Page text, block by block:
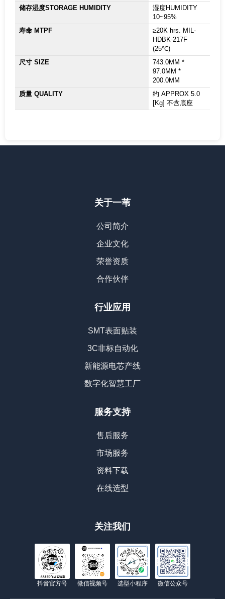
储存湿度STORAGE HUMIDITY
湿度HUMIDITY
10~95%
寿命 MTPF
≥20K hrs. MIL-
HDBK-217F
(25℃)
尺寸 SIZE
743.0MM *
97.0MM *
200.0MM
质量 QUALITY
约 APPROX 5.0
[Kg] 不含底座
关于一苇
公司简介
企业文化
荣誉资质
合作伙伴
行业应用
SMT表面贴装
3C非标自动化
新能源电芯产线
数字化智慧工厂
服务支持
售后服务
市场服务
资料下载
在线选型
关注我们
抖音官方号 微信视频号 选型小程序 微信公众号